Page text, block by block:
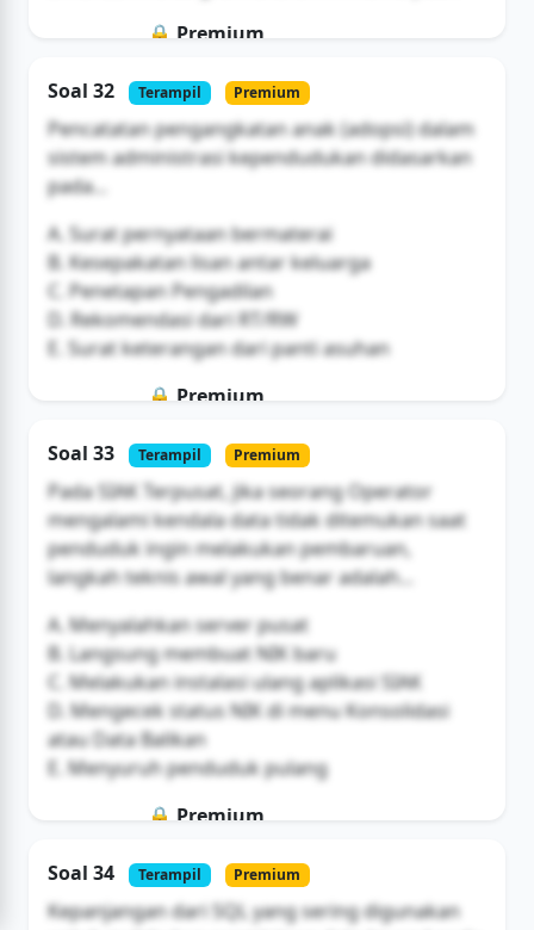
🔒 Premium
Buka Akses
Soal 32 Terampil Premium
Pencatatan pengangkatan anak (adopsi) dalam
sistem administrasi kependudukan didasarkan
pada...
A. Surat pernyataan bermaterai
B. Kesepakatan lisan antar keluarga
C. Penetapan Pengadilan
D. Rekomendasi dari RT/RW
E. Surat keterangan dari panti asuhan
🔒 Premium
Buka Akses
Soal 33 Terampil Premium
Pada SIAK Terpusat, jika seorang Operator
mengalami kendala data tidak ditemukan saat
penduduk ingin melakukan pembaruan,
langkah teknis awal yang benar adalah...
A. Menyalahkan server pusat
B. Langsung membuat NIK baru
C. Melakukan instalasi ulang aplikasi SIAK
D. Mengecek status NIK di menu Konsolidasi
atau Data Balikan
E. Menyuruh penduduk pulang
🔒 Premium
Buka Akses
Soal 34 Terampil Premium
Kepanjangan dari SQL yang sering digunakan